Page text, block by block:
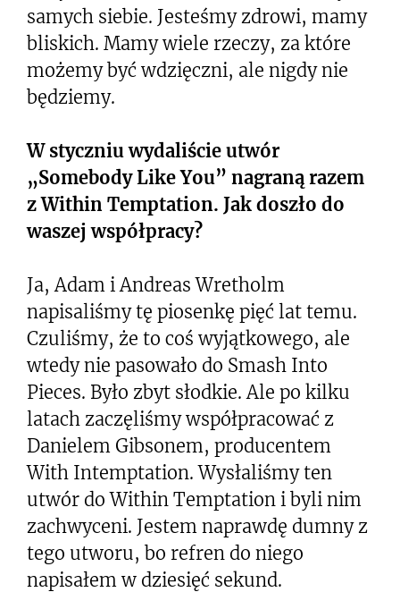
samych siebie. Jesteśmy zdrowi, mamy
bliskich. Mamy wiele rzeczy, za które
możemy być wdzięczni, ale nigdy nie
będziemy.
W styczniu wydaliście utwór
„Somebody Like You” nagraną razem
z Within Temptation. Jak doszło do
waszej współpracy?
Ja, Adam i Andreas Wretholm
napisaliśmy tę piosenkę pięć lat temu.
Czuliśmy, że to coś wyjątkowego, ale
wtedy nie pasowało do Smash Into
Pieces. Było zbyt słodkie. Ale po kilku
latach zaczęliśmy współpracować z
Danielem Gibsonem, producentem
With Intemptation. Wysłaliśmy ten
utwór do Within Temptation i byli nim
zachwyceni. Jestem naprawdę dumny z
tego utworu, bo refren do niego
napisałem w dziesięć sekund.